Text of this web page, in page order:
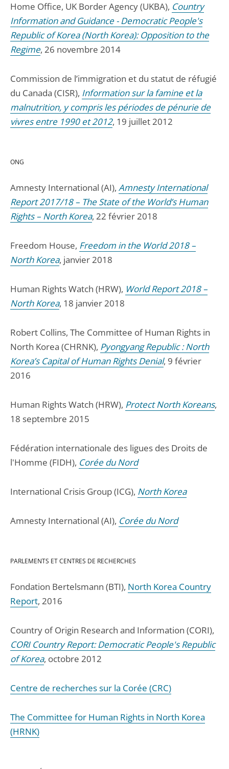
Home Office, UK Border Agency (UKBA), Country
Information and Guidance - Democratic People's
Republic of Korea (North Korea): Opposition to the
Regime, 26 novembre 2014
Commission de l’immigration et du statut de réfugié
du Canada (CISR), Information sur la famine et la
malnutrition, y compris les périodes de pénurie de
vivres entre 1990 et 2012, 19 juillet 2012
ONG
Amnesty International (AI), Amnesty International
Report 2017/18 – The State of the World’s Human
Rights – North Korea, 22 février 2018
Freedom House, Freedom in the World 2018 –
North Korea, janvier 2018
Human Rights Watch (HRW), World Report 2018 –
North Korea, 18 janvier 2018
Robert Collins, The Committee of Human Rights in
North Korea (CHRNK), Pyongyang Republic : North
Korea’s Capital of Human Rights Denial, 9 février
2016
Human Rights Watch (HRW), Protect North Koreans,
18 septembre 2015
Fédération internationale des ligues des Droits de
l'Homme (FIDH), Corée du Nord
International Crisis Group (ICG), North Korea
Amnesty International (AI), Corée du Nord
PARLEMENTS ET CENTRES DE RECHERCHES
Fondation Bertelsmann (BTI), North Korea Country
Report, 2016
Country of Origin Research and Information (CORI),
CORI Country Report: Democratic People's Republic
of Korea, octobre 2012
Centre de recherches sur la Corée (CRC)
The Committee for Human Rights in North Korea
(HRNK)